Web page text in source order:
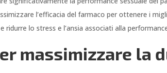
l’efficacia del farmaco per ottenere i
lo stress e l’ansia associati alla
massimizzare la